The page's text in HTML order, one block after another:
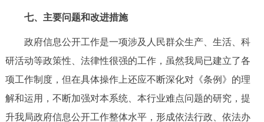
七、主要问题和改进措施
政府信息公开工作是一项涉及人民群众生产、生活、科
研活动等政策性、法律性很强的工作，虽然我局已建立了各
项工作制度，但在具体操作上还应不断深化对《条例》的理
解和运用，不断加强对本系统、本行业难点问题的研究，提
升我局政府信息公开工作整体水平，形成依法行政、依法办